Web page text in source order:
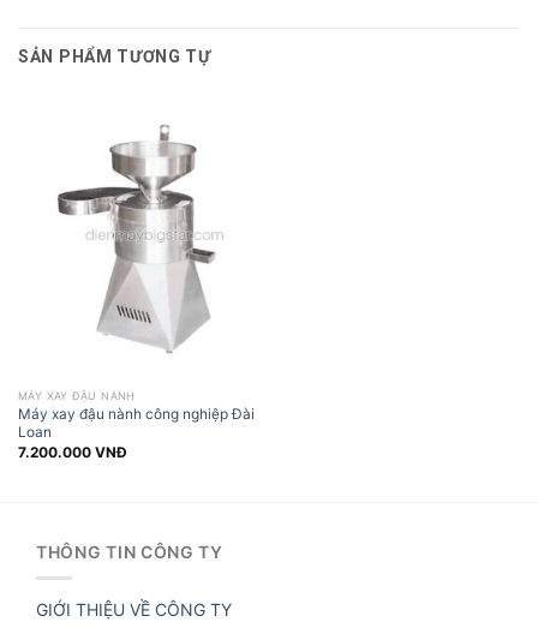
SẢN PHẨM TƯƠNG TỰ
MÁY XAY ĐẬU NÀNH
Máy xay đậu nành công nghiệp Đài
Loan
7.200.000 VNĐ
THÔNG TIN CÔNG TY
GIỚI THIỆU VỀ CÔNG TY